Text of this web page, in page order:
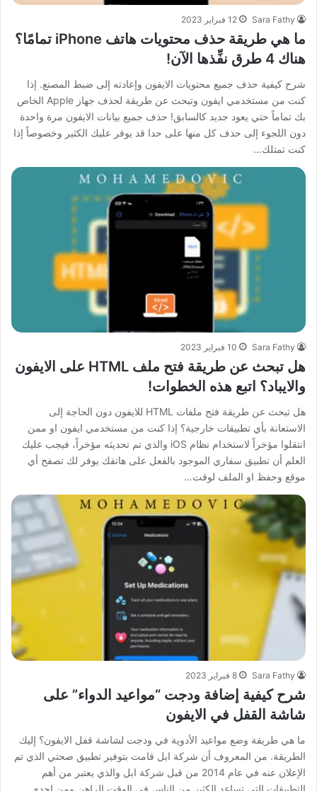
Sara Fathy 12 فبراير 2023
ما هي طريقة حذف محتويات هاتف iPhone تمامًا؟
هناك 4 طرق نفِّذها الآن!
شرح كيفية حذف جميع محتويات الايفون وإعادته إلى ضبط المصنع. إذا
كنت من مستخدمي ايفون وتبحث عن طريقة لحذف جهاز Apple الخاص
بك تماماً حتي يعود جديد كالسابق! حذف جميع بيانات الايفون مرة واحدة
دون اللجوء إلى حذف كل منها على حدا قد يوفر عليك الكثير وخصوصاً إذا
كنت تمتلك…
Sara Fathy 10 فبراير 2023
هل تبحث عن طريقة فتح ملف HTML على الايفون
والايباد؟ اتبع هذه الخطوات!
هل تبحث عن طريقة فتح ملفات HTML للايفون دون الحاجة إلى
الاستعانة بأي تطبيقات خارجية؟ إذا كنت من مستخدمي ايفون او ممن
انتقلوا مؤخراً لاستخدام نظام iOS والذي تم تحديثه مؤخراً، فيجب عليك
العلم أن تطبيق سفاري الموجود بالفعل على هاتفك يوفر لك تصفح أي
موقع وحفظ او الملف لوقت…
Sara Fathy 8 فبراير 2023
شرح كيفية إضافة ودجت “مواعيد الدواء” على
شاشة القفل في الايفون
ما هي طريفة وضع مواعيد الأدوية في ودجت لشاشة قفل الايفون؟ إليك
الطريقة. من المعروف أن شركة ابل قامت بتوفير تطبيق صحتي الذي تم
الإعلان عنه في عام 2014 من قبل شركة ابل والذي يعتبر من أهم
التطبيقات التي تساعد الكثير من الناس في الوقت الراهن ومن إحدى